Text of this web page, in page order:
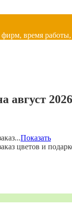
время
август 2026
Показать
цветов и